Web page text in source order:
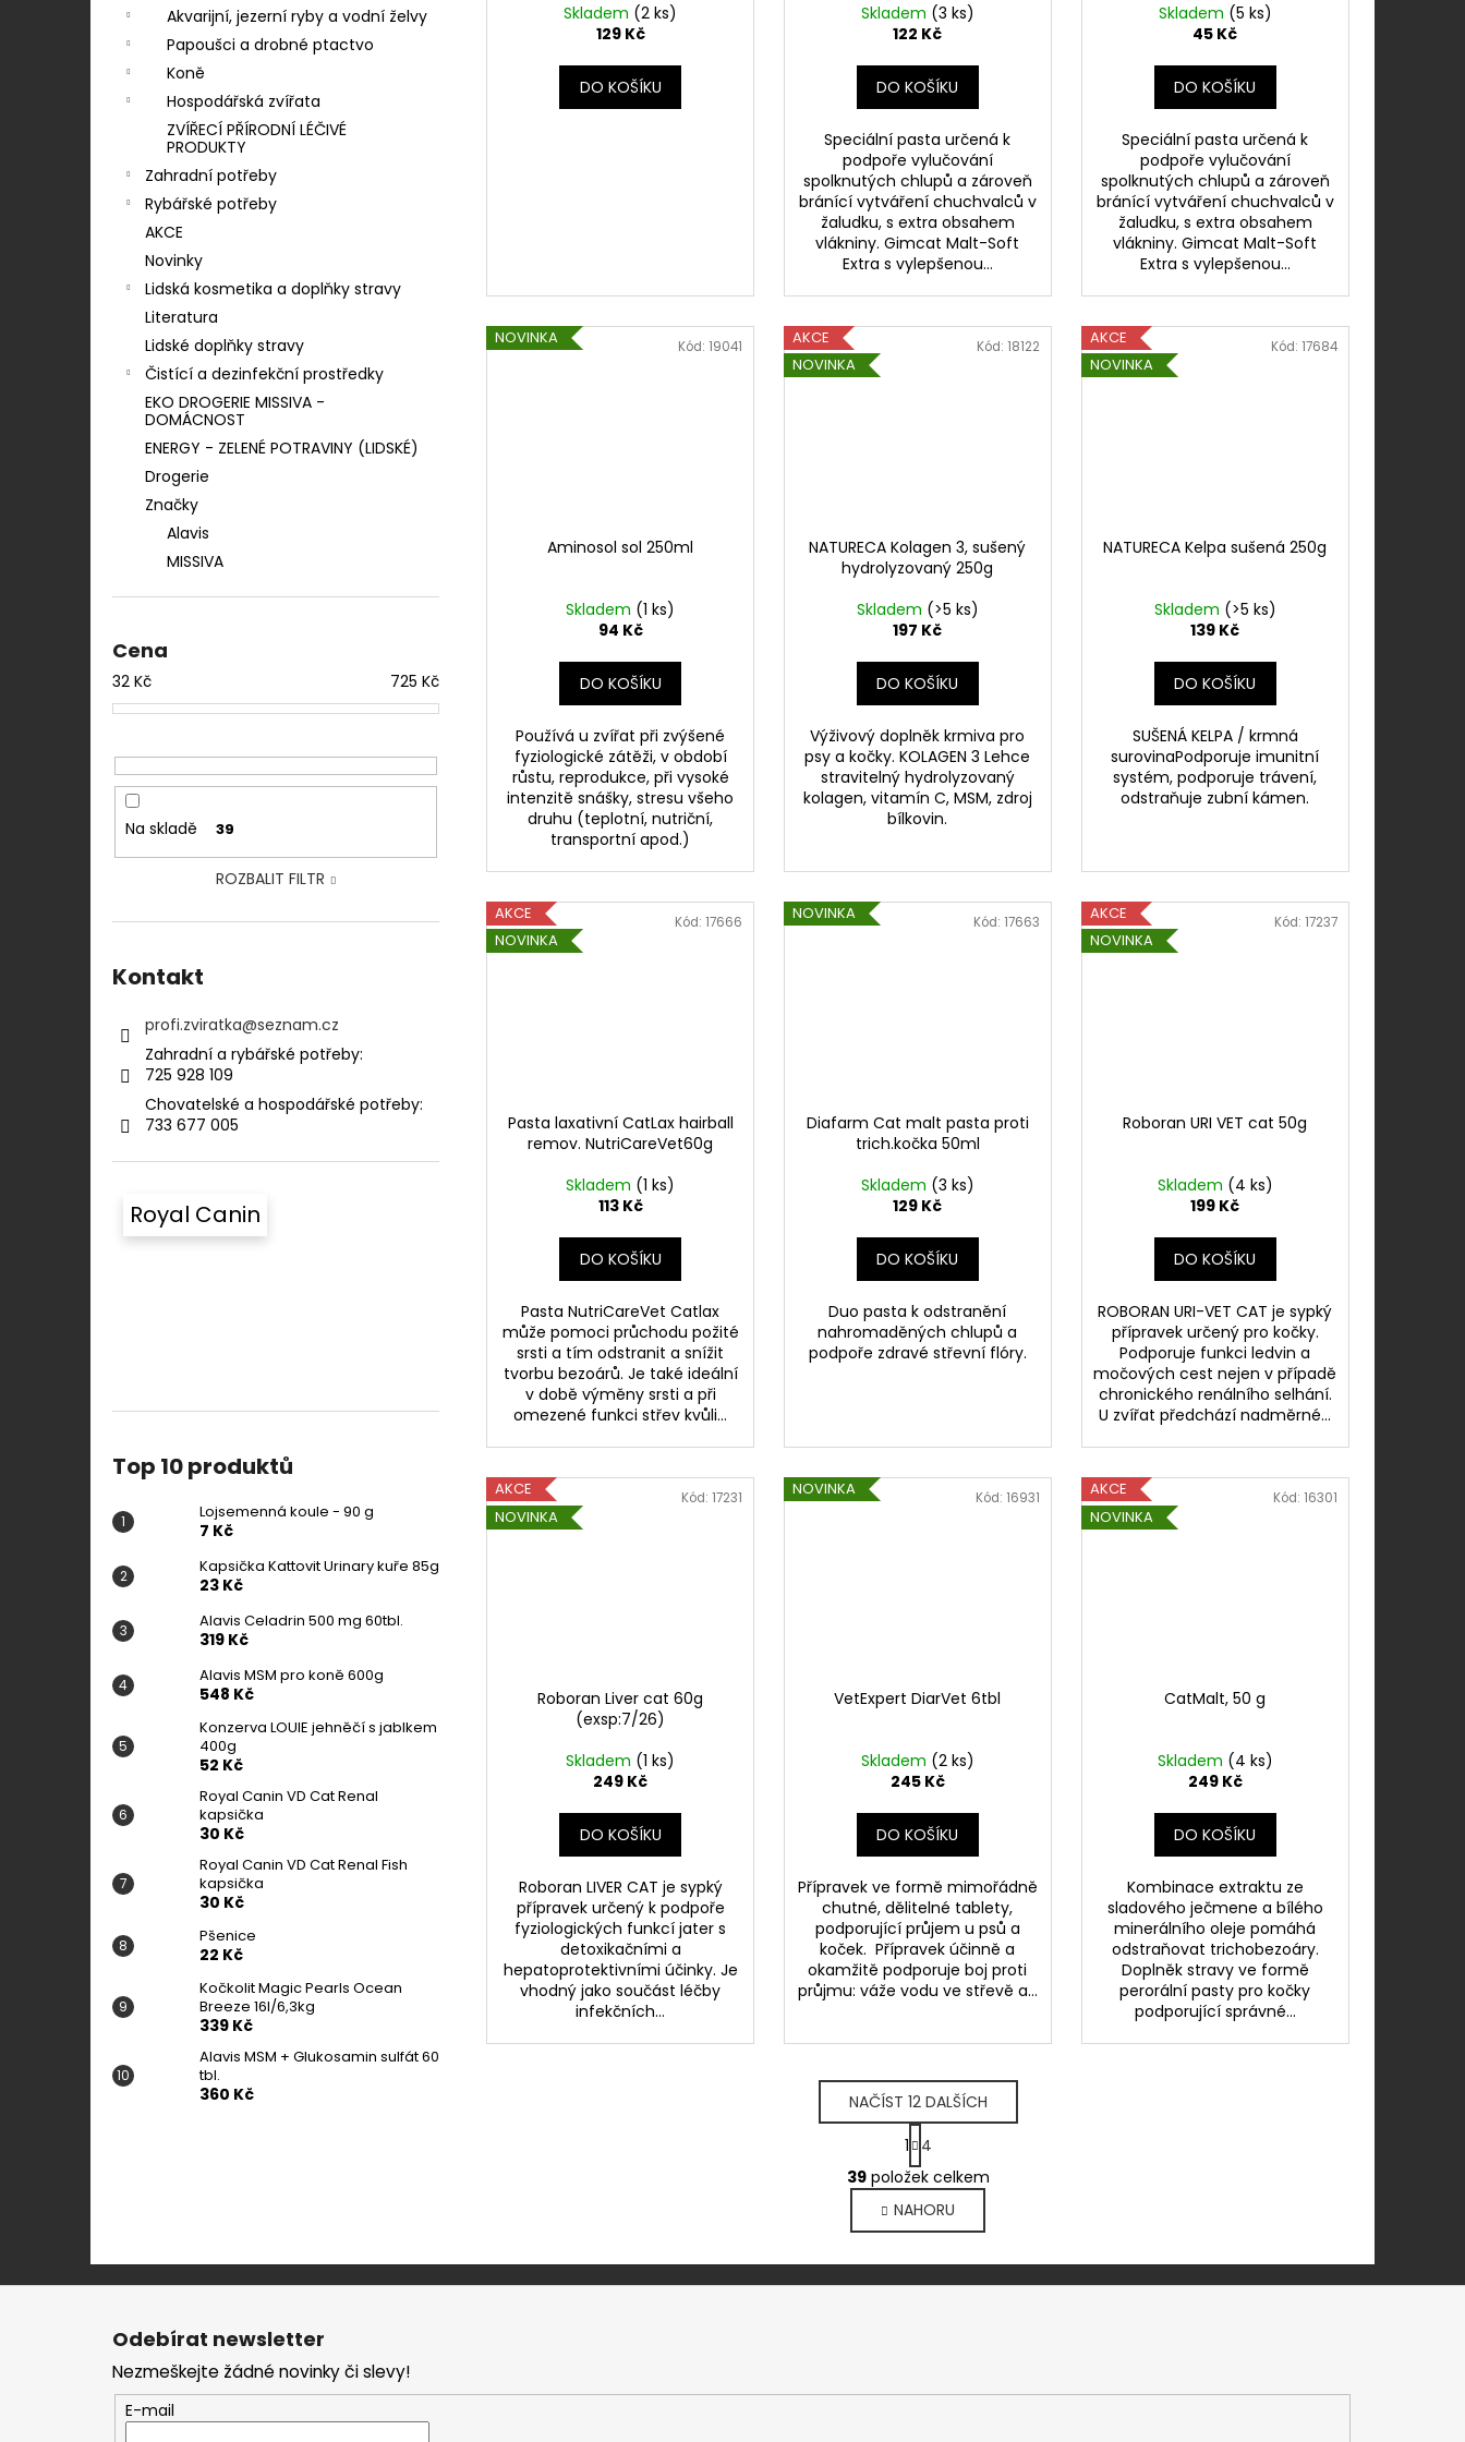
Akvarijní, jezerní ryby a vodní želvy
Papoušci a drobné ptactvo
Koně
Hospodářská zvířata
ZVÍŘECÍ PŘÍRODNÍ LÉČIVÉ
PRODUKTY
Zahradní potřeby
Rybářské potřeby
AKCE
Novinky
Lidská kosmetika a doplňky stravy
Literatura
Lidské doplňky stravy
Čistící a dezinfekční prostředky
EKO DROGERIE MISSIVA -
DOMÁCNOST
ENERGY - ZELENÉ POTRAVINY (LIDSKÉ)
Drogerie
Značky
Alavis
MISSIVA
Cena
32 Kč 725 Kč
Na skladě 39
ROZBALIT FILTR
Kontakt
profi.zviratka@seznam.cz
Zahradní a rybářské potřeby:⠀⠀⠀⠀⠀⠀⠀
725 928 109​​
Chovatelské a hospodářské potřeby:​​⠀
733 677 005
Royal Canin
Top 10 produktů
Lojsemenná koule - 90 g
7 Kč
Kapsička Kattovit Urinary kuře 85g
23 Kč
Alavis Celadrin 500 mg 60tbl.
319 Kč
Alavis MSM pro koně 600g
548 Kč
Konzerva LOUIE jehněčí s jablkem
400g
52 Kč
Royal Canin VD Cat Renal
kapsička
30 Kč
Royal Canin VD Cat Renal Fish
kapsička
30 Kč
Pšenice
22 Kč
Kočkolit Magic Pearls Ocean
Breeze 16l/6,3kg
339 Kč
Alavis MSM + Glukosamin sulfát 60
tbl.
360 Kč
Skladem (2 ks)
129 Kč
DO KOŠÍKU
Skladem (3 ks)
122 Kč
DO KOŠÍKU
Speciální pasta určená k
podpoře vylučování
spolknutých chlupů a zároveň
bránící vytváření chuchvalců v
žaludku, s extra obsahem
vlákniny. Gimcat Malt-Soft
Extra s vylepšenou...
Skladem (5 ks)
45 Kč
DO KOŠÍKU
Speciální pasta určená k
podpoře vylučování
spolknutých chlupů a zároveň
bránící vytváření chuchvalců v
žaludku, s extra obsahem
vlákniny. Gimcat Malt-Soft
Extra s vylepšenou...
NOVINKA
Aminosol sol 250ml
Skladem (1 ks)
94 Kč
DO KOŠÍKU
Používá u zvířat při zvýšené
fyziologické zátěži, v období
růstu, reprodukce, při vysoké
intenzitě snášky, stresu všeho
druhu (teplotní, nutriční,
transportní apod.)
Kód:19041
AKCE
NOVINKA
NATURECA Kolagen 3, sušený
hydrolyzovaný 250g
Skladem (>5 ks)
197 Kč
DO KOŠÍKU
Výživový doplněk krmiva pro
psy a kočky. KOLAGEN 3 Lehce
stravitelný hydrolyzovaný
kolagen, vitamín C, MSM, zdroj
bílkovin.
Kód: 18122
AKCE
NOVINKA
NATURECA Kelpa sušená 250g
Skladem (>5 ks)
139 Kč
DO KOŠÍKU
SUŠENÁ KELPA / krmná
surovinaPodporuje imunitní
systém, podporuje trávení,
odstraňuje zubní kámen.
Kód: 17684
AKCE
NOVINKA
Pasta laxativní CatLax hairball
remov. NutriCareVet60g
Skladem (1 ks)
113 Kč
DO KOŠÍKU
Pasta NutriCareVet Catlax
může pomoci průchodu požité
srsti a tím odstranit a snížit
tvorbu bezoárů. Je také ideální
v době výměny srsti a při
omezené funkci střev kvůli...
Kód:17666 NOVINKA
Diafarm Cat malt pasta proti
trich.kočka 50ml
Skladem (3 ks)
129 Kč
DO KOŠÍKU
Duo pasta k odstranění
nahromaděných chlupů a
podpoře zdravé střevní flóry.
Kód: 17663
AKCE
NOVINKA
Roboran URI VET cat 50g
Skladem (4 ks)
199 Kč
DO KOŠÍKU
ROBORAN URI-VET CAT je sypký
přípravek určený pro kočky.
Podporuje funkci ledvin a
močových cest nejen v případě
chronického renálního selhání.
U zvířat předchází nadměrné...
Kód: 17237
AKCE
NOVINKA
Roboran Liver cat 60g
(exsp:7/26)
Skladem (1 ks)
249 Kč
DO KOŠÍKU
Roboran LIVER CAT je sypký
přípravek určený k podpoře
fyziologických funkcí jater s
detoxikačními a
hepatoprotektivními účinky. Je
vhodný jako součást léčby
infekčních...
Kód:17231 NOVINKA
VetExpert DiarVet 6tbl
Skladem (2 ks)
245 Kč
DO KOŠÍKU
Přípravek ve formě mimořádně
chutné, dělitelné tablety,
podporující průjem u psů a
koček. Přípravek účinně a
okamžitě podporuje boj proti
průjmu: váže vodu ve střevě a...
Kód: 16931
AKCE
NOVINKA
CatMalt, 50 g
Skladem (4 ks)
249 Kč
DO KOŠÍKU
Kombinace extraktu ze
sladového ječmene a bílého
minerálního oleje pomáhá
odstraňovat trichobezoáry.
Doplněk stravy ve formě
perorální pasty pro kočky
podporující správné...
Kód: 16301
O
v
l
á
d
a
NAČÍST 12 DALŠÍCH
S
t
r
á
n
k
1
4
39položek celkem
NAHORU
Z
Odebírat newsletter
Nezmeškejte žádné novinky či slevy!
E-mail